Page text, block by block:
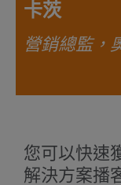
卡茨
營銷總監，
您可以快速
解決方案播